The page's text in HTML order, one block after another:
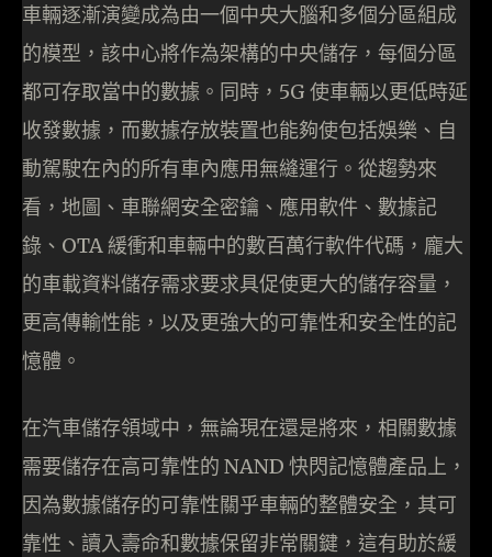
車輛逐漸演變成為由一個中央大腦和多個分區組成
的模型，該中心將作為架構的中央儲存，每個分區
都可存取當中的數據。同時，5G 使車輛以更低時延
收發數據，而數據存放裝置也能夠使包括娛樂、自
動駕駛在內的所有車內應用無縫運行。從趨勢來
看，地圖、車聯網安全密鑰、應用軟件、數據記
錄、OTA 緩衝和車輛中的數百萬行軟件代碼，龐大
的車載資料儲存需求要求具促使更大的儲存容量，
更高傳輸性能，以及更強大的可靠性和安全性的記
憶體。
在汽車儲存領域中，無論現在還是將來，相關數據
需要儲存在高可靠性的 NAND 快閃記憶體產品上，
因為數據儲存的可靠性關乎車輛的整體安全，其可
靠性、讀入壽命和數據保留非常關鍵，這有助於緩